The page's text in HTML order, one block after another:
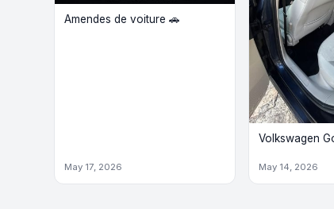
Amendes de voiture 🚗
May 17, 2026
Volkswagen
May 14, 2026